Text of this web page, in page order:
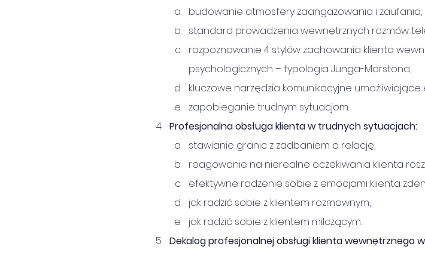
budowanie atmosfery zaangażowania i zaufania,
standard prowadzenia wewnętrznych rozmów
rozpoznawanie 4 stylów zachowania klienta
psychologicznych – typologia Junga-Marstona,
kluczowe narzędzia komunikacyjne
zapobieganie trudnym sytuacjom.
Profesjonalna obsługa klienta w trudnych sytuacjach:
stawianie granic z zadbaniem o relację,
reagowanie na nierealne oczekiwania klienta
efektywne radzenie sobie z emocjami klienta
jak radzić sobie z klientem rozmownym,
jak radzić sobie z klientem milczącym.
Dekalog profesjonalnej obsługi klienta wewnętrznego